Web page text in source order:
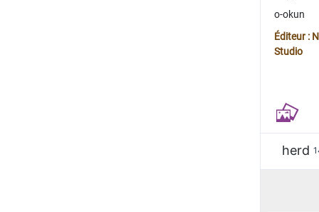
o-okun
Éditeur :
Studio
herd